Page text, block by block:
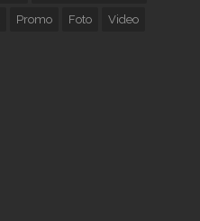
Promo Foto Video